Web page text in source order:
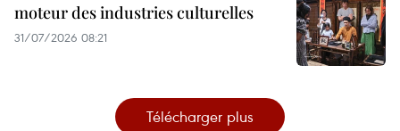
moteur des industries culturelles
31/07/2026 08:21
Télécharger plus